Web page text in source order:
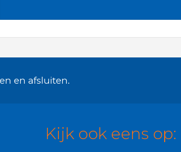
en afsluiten.
Kijk ook eens op: